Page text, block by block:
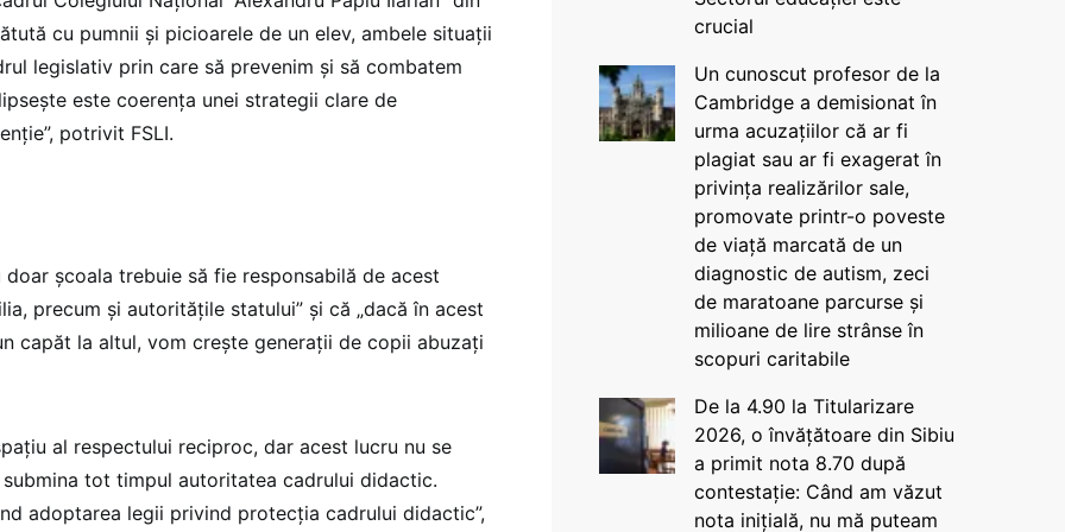
cu pumnii şi picioarele de un elev, ambele situaţii
legislativ prin care să prevenim şi să combatem
este coerenţa unei strategii clare de
potrivit FSLI.
doar şcoala trebuie să fie responsabilă de acest
precum şi autoritățile statului” și că „dacă în acest
capăt la altul, vom creşte generaţii de copii abuzaţi
al respectului reciproc, dar acest lucru nu se
tot timpul autoritatea cadrului didactic.
adoptarea legii privind protecţia cadrului didactic”,
crucial
Un cunoscut profesor de la
Cambridge a demisionat în
urma acuzațiilor că ar fi
plagiat sau ar fi exagerat în
privința realizărilor sale,
promovate printr-o poveste
de viață marcată de un
diagnostic de autism, zeci
de maratoane parcurse și
milioane de lire strânse în
scopuri caritabile
De la 4.90 la Titularizare
2026, o învățătoare din Sibiu
a primit nota 8.70 după
contestație: Când am văzut
nota inițială, nu mă puteam